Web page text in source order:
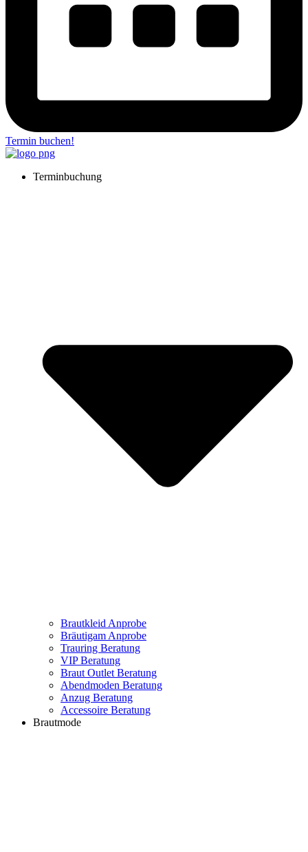
Termin buchen!
Terminbuchung
Brautkleid Anprobe
Bräutigam Anprobe
Trauring Beratung
VIP Beratung
Braut Outlet Beratung
Abendmoden Beratung
Anzug Beratung
Accessoire Beratung
Brautmode